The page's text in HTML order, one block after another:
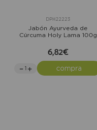
DPH22223
Jabón Ayurveda de
Cúrcuma Holy Lama 100g
6,82€
compra